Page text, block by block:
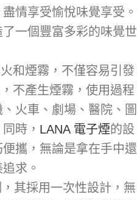
情享受愉悅味覺享受。
一個豐富多彩的味覺世
和煙霧，不僅容易引發
不產生煙霧，使用過程
火車、劇場、醫院、圖
時， LANA 電子煙的設
攜，無論是拿在手中還
求。
其採用一次性設計，無